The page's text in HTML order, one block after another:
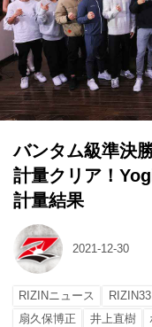
バンタム級準決
計量クリア！
計量結果
2021-12-30
RIZINニュース RIZIN33
扇久保博正
井上直樹